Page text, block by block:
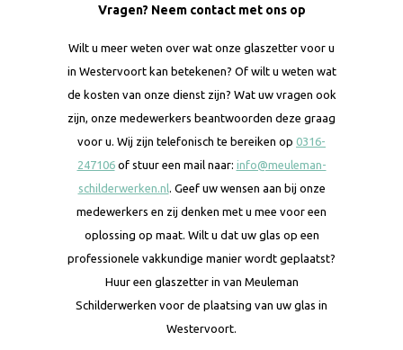
Vragen? Neem contact met ons op
Wilt u meer weten over wat onze glaszetter voor u
in Westervoort kan betekenen? Of wilt u weten wat
de kosten van onze dienst zijn? Wat uw vragen ook
zijn, onze medewerkers beantwoorden deze graag
voor u. Wij zijn telefonisch te bereiken op 0316-
247106of stuur een mail naar: info@meuleman-
schilderwerken.nl. Geef uw wensen aan bij onze
medewerkers en zij denken met u mee voor een
oplossing op maat. Wilt u dat uw glas op een
professionele vakkundige manier wordt geplaatst?
Huur een glaszetter in van Meuleman
Schilderwerken voor de plaatsing van uw glas in
Westervoort.